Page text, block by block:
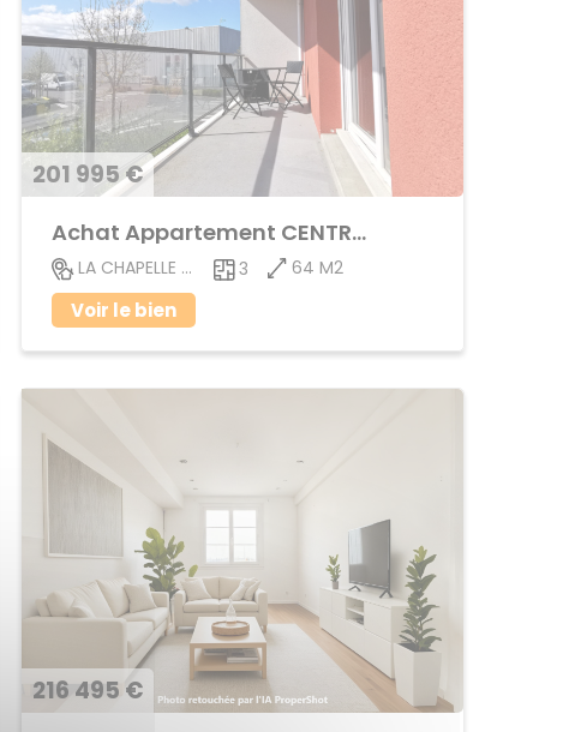
201 995 €
Achat Appartement CENTRE VILLE
LA CHAPELLE DES FOUGERETZ 3 64 M2
Voir le bien
216 495 €